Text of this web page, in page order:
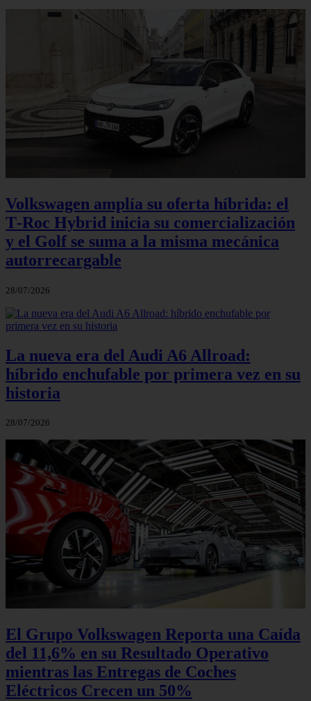
Volkswagen amplía su oferta híbrida: el
T‑Roc Hybrid inicia su comercialización
y el Golf se suma a la misma mecánica
autorrecargable
28/07/2026
La nueva era del Audi A6 Allroad:
híbrido enchufable por primera vez en su
historia
28/07/2026
El Grupo Volkswagen Reporta una Caída
del 11,6% en su Resultado Operativo
mientras las Entregas de Coches
Eléctricos Crecen un 50%